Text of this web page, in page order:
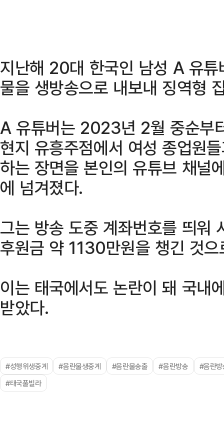
지난해 20대 한국인 남성 A 유
물을 생방송으로 내보내 징역형
A 유튜버는 2023년 2월 중순부
현지 유흥주점에서 여성 종업원
하는 장면을 본인의 유튜브 채널
에 넘겨졌다.
그는 방송 도중 계좌번호를 띄워
후원금 약 1130만원을 챙긴 것
이는 태국에서도 논란이 돼 국내
받았다.
#성행위생중계 #음란물생중계 #음란물송출 #음란방송
#음란
#태국풀빌라